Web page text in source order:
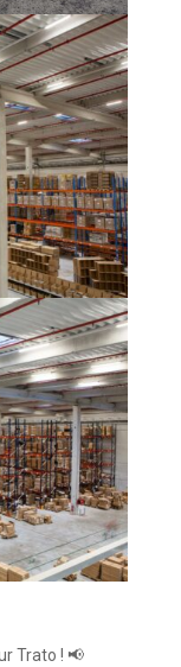
Trato ! 📢